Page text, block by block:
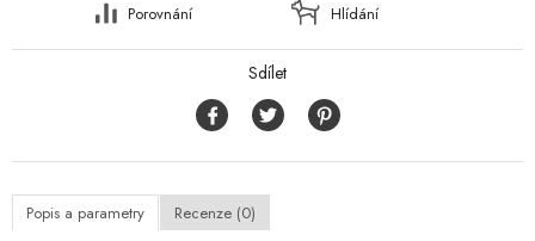
Porovnání
Hlídání
Sdílet
Popis a parametry Recenze (0)